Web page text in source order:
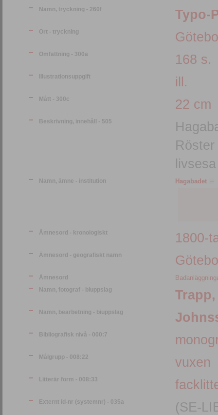
Namn, tryckning - 260f Typo-
Ort - tryckning
Omfattning - 300a 168 s.
Illustrationsuppgift ill.
Mått - 300c 22 cm
Beskrivning, innehåll - 505
livsesa
Namn, ämne - institution Hagabadet
Ämnesord - kronologiskt 1800-
Ämnesord - geografiskt namn
Ämnesord
Namn, fotograf - biuppslag
Namn, bearbetning - biuppslag
Bibliografisk nivå - 000:7
Målgrupp - 008:22 vuxen
Litterär form - 008:33
Externt id-nr (systemnr) - 035a (SE-